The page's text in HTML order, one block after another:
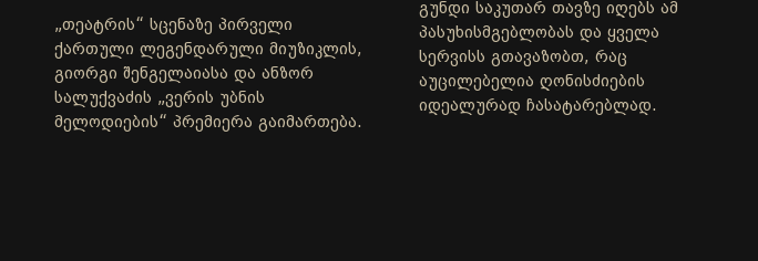
„თეატრის“ სცენაზე პირველი
ქართული ლეგენდარული მიუზიკლის,
გიორგი შენგელაიასა და ანზორ
სალუქვაძის „ვერის უბნის
მელოდიების“ პრემიერა გაიმართება.
გუნდი საკუთარ თავზე იღებს ამ
პასუხისმგებლობას და ყველა
სერვისს გთავაზობთ, რაც
აუცილებელია ღონისძიების
იდეალურად ჩასატარებლად.